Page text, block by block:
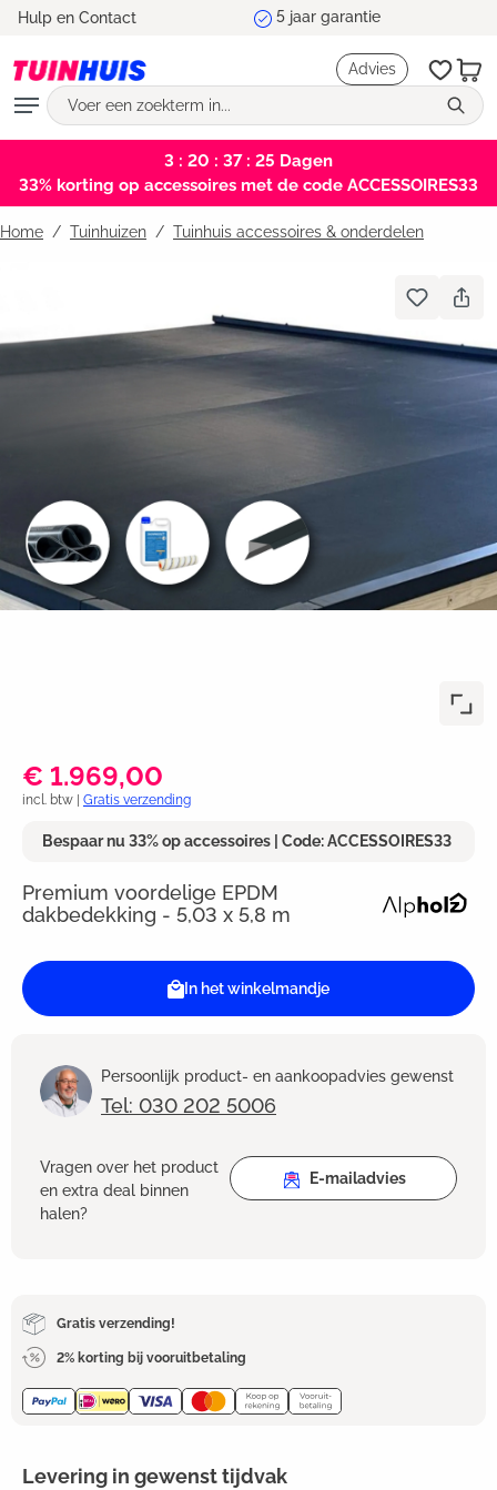
Hulp en Contact
Advies
3 : 20 : 37 : 25 Dagen
33% korting op accessoires met de code ACCESSOIRES33
Home Tuinhuizen / Tuinhuis accessoires & onderdelen
€ 1.969,00
incl. btw | Gratis verzending
Bespaar nu 33% op accessoires | Code: ACCESSOIRES33
Premium voordelige EPDM
dakbedekking - 5,03 x 5,8 m
In het winkelmandje
Persoonlijk product- en aankoopadvies gewenst
Tel: 030 202 5006
Vragen over het product
en extra deal binnen
halen?
E-mailadvies
Gratis verzending!
2% korting bij vooruitbetaling
Levering in gewenst tijdvak